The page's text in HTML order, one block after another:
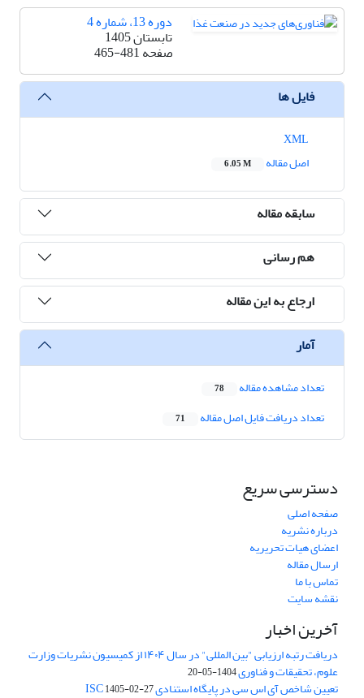
دوره 13، شماره 4
تابستان 1405
صفحه465-481
فایل ها
اصل مقاله
6.05 M
سابقه مقاله
هم رسانی
ارجاع به این مقاله
آمار
تعداد مشاهده مقاله 78
تعداد دریافت فایل اصل مقاله 71
دسترسی سریع
صفحه اصلی
درباره نشریه
اعضای هیات تحریریه
ارسال مقاله
تماس با ما
نقشه سایت
آخرین اخبار
دریافت رتبه ارزیابی "بین المللی" در سال ۱۴۰۴ از کمیسیون نشریات وزارت
علوم، تحقیقات و فناوری1404-05-20
تعیین شاخص آی اس سی در پایگاه استنادی ISC1405-02-27